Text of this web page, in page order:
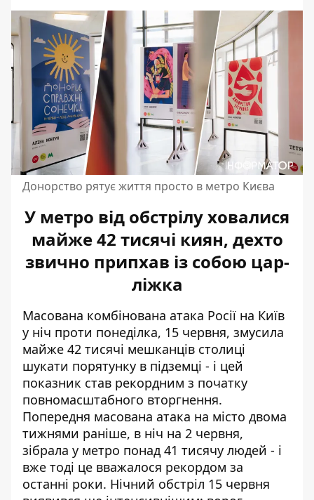
Донорство рятує життя просто в метро Києва
У метро від обстрілу ховалися
майже 42 тисячі киян, дехто
звично припхав із собою цар-
ліжка
Масована комбінована атака Росії на Київ
у ніч проти понеділка, 15 червня, змусила
майже 42 тисячі мешканців столиці
шукати порятунку в підземці - і цей
показник став рекордним з початку
повномасштабного вторгнення.
Попередня масована атака на місто двома
тижнями раніше, в ніч на 2 червня,
зібрала у метро понад 41 тисячу людей - і
вже тоді це вважалося рекордом за
останні роки. Нічний обстріл 15 червня